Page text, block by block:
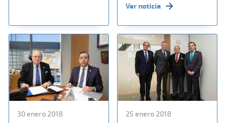
Ver noticia
30 enero 2018 25 enero 2018